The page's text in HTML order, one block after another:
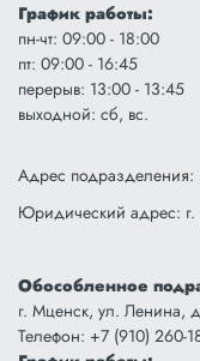
Хотынецкий
Русско-
Сосковский
График работы:
пн-чт: 09:00 - 18:00
пт: 09:00 - 16:45
перерыв: 13:00 - 13:45
выходной: сб, вс.
Адрес
Юридический адрес:
Обособленное
г. Мценск, ул. Ленина,
Телефон: +7 (910) 260-